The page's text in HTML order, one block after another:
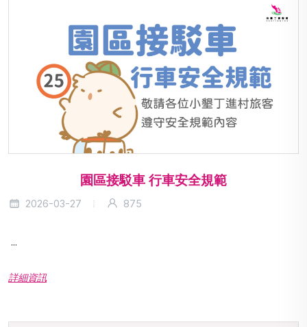
園區接駁車 行車安全規範
2026-03-27 875
...
詳細資訊